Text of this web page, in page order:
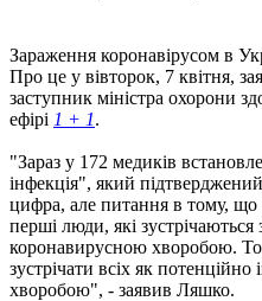
Зараження коронавірусом в
Про це у вівторок, 7 квітня,
заступник міністра охорони
ефірі 1 + 1.
"Зараз у 172 медиків
інфекція", який
цифра, але питання в тому, що
перші люди, які
коронавирусною хворобою.
зустрічати всіх як
хворобою", - заявив Ляшко.